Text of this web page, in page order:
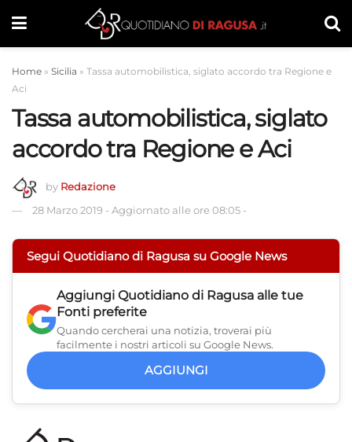
Home » Sicilia » Tassa automobilistica, siglato accordo tra Regione e
Aci
Tassa automobilistica, siglato
accordo tra Regione e Aci
by Redazione
28 Marzo 2019 - Aggiornato alle ore 08:05 -
Segui Quotidiano di Ragusa su Google News
Aggiungi Quotidiano di Ragusa alle tue
Fonti preferite
Quando cercherai una notizia, troverai più
facilmente i nostri articoli su Google News.
AGGIUNGI